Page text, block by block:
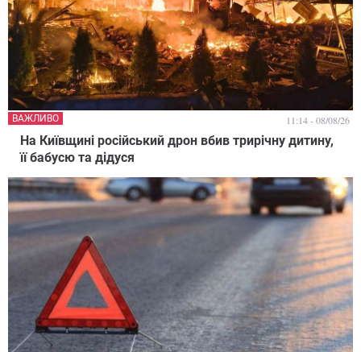
На Київщині російський дрон вбив трирічну дитину,
її бабусю та дідуся
ВАЖЛИВО 11:14 - 08/08/26